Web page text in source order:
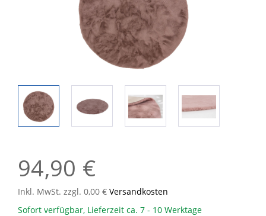
94,90 €
Inkl. MwSt. zzgl. 0,00 € Versandkosten
Sofort verfügbar, Lieferzeit ca. 7 - 10 Werktage